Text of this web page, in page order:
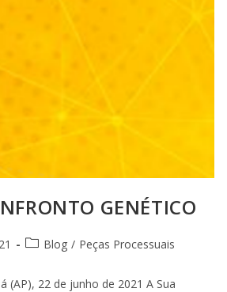
GENÉTICO
Blog / Peças Processuais
22 de junho de 2021 A Sua